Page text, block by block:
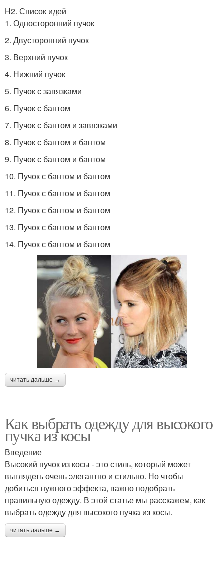
H2. Список идей
1. Односторонний пучок
2. Двусторонний пучок
3. Верхний пучок
4. Нижний пучок
5. Пучок с завязками
6. Пучок с бантом
7. Пучок с бантом и завязками
8. Пучок с бантом и бантом
9. Пучок с бантом и бантом
10. Пучок с бантом и бантом
11. Пучок с бантом и бантом
12. Пучок с бантом и бантом
13. Пучок с бантом и бантом
14. Пучок с бантом и бантом
читать дальше →
Как выбрать одежду для высокого
пучка из косы
Введение
Высокий пучок из косы - это стиль, который может
выглядеть очень элегантно и стильно. Но чтобы
добиться нужного эффекта, важно подобрать
правильную одежду. В этой статье мы расскажем, как
выбрать одежду для высокого пучка из косы.
читать дальше →